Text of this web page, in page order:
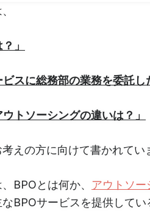
」
ビスに総務部の業務を委託し
ウトソーシングの違いは？」
えの方に向けて書かれてい
BPOとは何か、 アウトソー
なBPOサービスを提供して